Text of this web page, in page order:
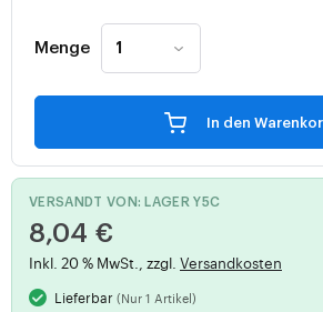
Menge
In den
VERSANDT VON: LAGER Y5C
8,04 €
Inkl. 20 % MwSt., zzgl. Versandkosten
Lieferbar(Nur 1 Artikel)